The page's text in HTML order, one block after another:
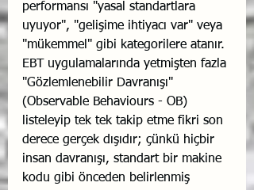
performansı "yasal standartlara
uyuyor", "gelişime ihtiyacı var" veya
"mükemmel" gibi kategorilere atanır.
EBT uygulamalarında yetmişten fazla
"Gözlemlenebilir Davranışı"
(Observable Behaviours - OB)
listeleyip tek tek takip etme fikri son
derece gerçek dışıdır; çünkü hiçbir
insan davranışı, standart bir makine
kodu gibi önceden belirlenmiş